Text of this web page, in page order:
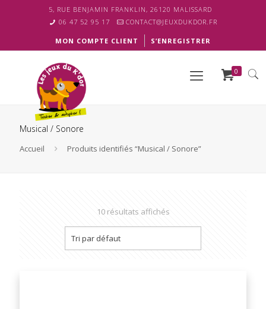
5, RUE BENJAMIN FRANKLIN, 26120 MALISSARD
06 47 52 95 17
CONTACT@JEUXDUKDOR.FR
MON COMPTE CLIENT S’ENREGISTRER
0
Musical / Sonore
Accueil Produits identifiés “Musical / Sonore”
10 résultats affichés